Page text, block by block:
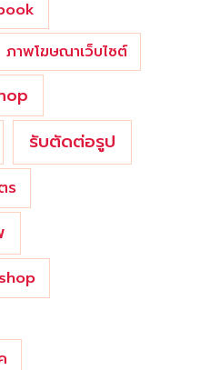
ภาพโฆษณาเว็บไซต์
รับตัดต่อรูป
ร